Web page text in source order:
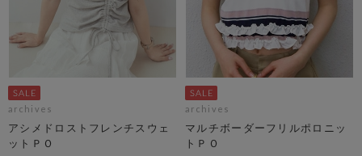
archives
アシメドロストフレンチスウェ
ットＰＯ
archives
マルチボーダーフリルポロニッ
トＰＯ